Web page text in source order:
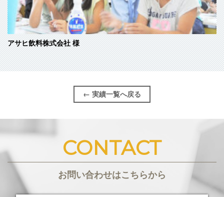
アサヒ飲料株式会社様
← 実績一覧へ戻る
CONTACT
お問い合わせはこちらから